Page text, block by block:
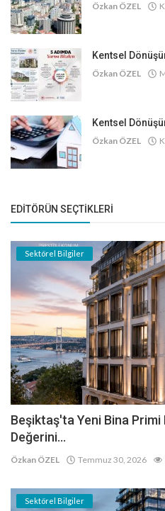
Özkan ÖZEL
Kentsel
Özkan ÖZEL
Kentsel
Özkan ÖZEL
EDITÖRÜN SEÇTIKLERI
Sektörel Bilgiler
Beşiktaş'ta Yeni Bina Primi
Değerini...
Özkan ÖZEL Temmuz 30, 2026
Sektörel Bilgiler